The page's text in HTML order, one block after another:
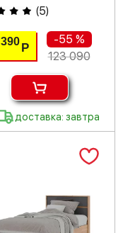
(5)
390 Р
-55 %
123 090
доставка: завтра